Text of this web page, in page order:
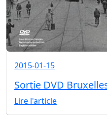
2015-01-15
Sortie DVD
Lire l'article